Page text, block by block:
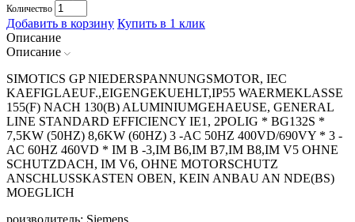
Количество
Добавить в корзину Купить в 1 клик
Описание
Описание
SIMOTICS GP NIEDERSPANNUNGSMOTOR, IEC
KAEFIGLAEUF.,EIGENGEKUEHLT,IP55 WAERMEKLASSE
155(F) NACH 130(B) ALUMINIUMGEHAEUSE, GENERAL
LINE STANDARD EFFICIENCY IE1, 2POLIG * BG132S *
7,5KW (50HZ) 8,6KW (60HZ) 3 -AC 50HZ 400VD/690VY * 3 -
AC 60HZ 460VD * IM B -3,IM B6,IM B7,IM B8,IM V5 OHNE
SCHUTZDACH, IM V6, OHNE MOTORSCHUTZ
ANSCHLUSSKASTEN OBEN, KEIN ANBAU AN NDE(BS)
MOEGLICH
роизводитель: Siemens